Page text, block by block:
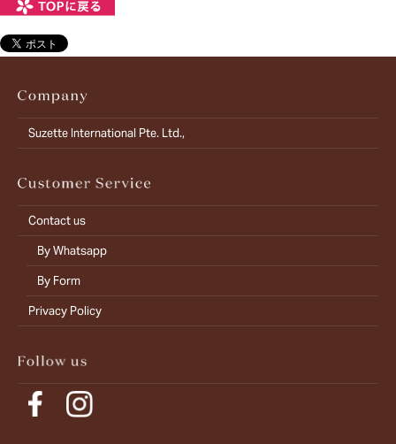
Suzette International Pte. Ltd.,
Contact us
By Whatsapp
By Form
Privacy Policy